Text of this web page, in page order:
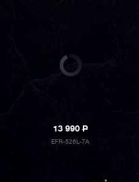
13 990P
EFR-526L-7A